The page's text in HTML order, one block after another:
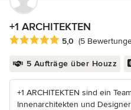
+1 ARCHITEKTEN
Durchschnittliche Bewertung:
5,0 (5
5 Aufträge über Houzz
+1 ARCHITEKTEN sind ein
Innenarchitekten und